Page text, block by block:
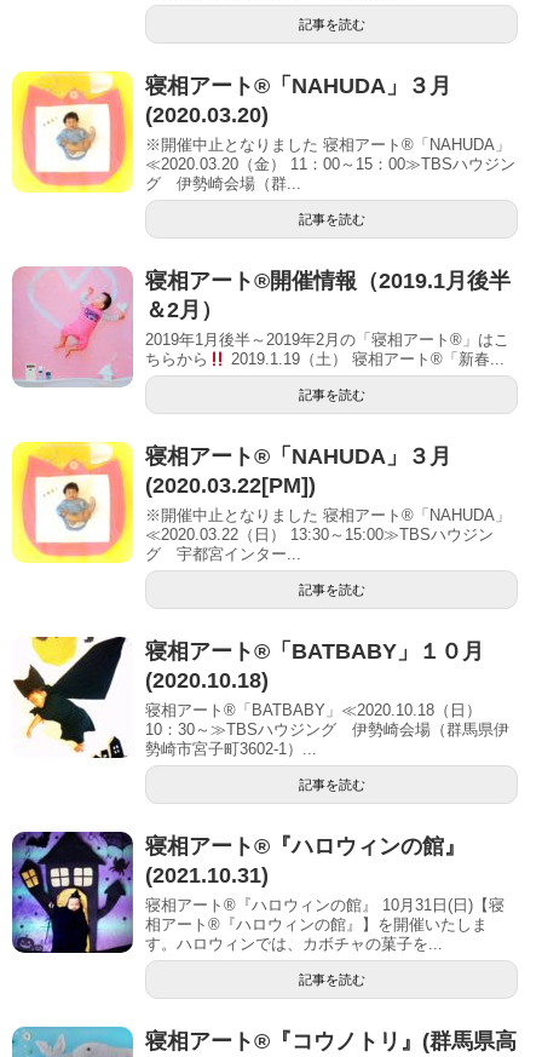
記事を読む
寝相アート®「NAHUDA」３月
(2020.03.20)
※開催中止となりました 寝相アート®「NAHUDA」
≪2020.03.20（金） 11：00～15：00≫TBSハウジン
グ 伊勢崎会場（群...
記事を読む
寝相アート®開催情報（2019.1月後半
＆2月）
2019年1月後半～2019年2月の「寝相アート®」はこ
ちらから
2019.1.19（土） 寝相アート®「新春...
記事を読む
寝相アート®「NAHUDA」３月
(2020.03.22[PM])
※開催中止となりました 寝相アート®「NAHUDA」
≪2020.03.22（日） 13:30～15:00≫TBSハウジン
グ 宇都宮インター...
記事を読む
寝相アート®「BATBABY」１０月
(2020.10.18)
寝相アート®「BATBABY」≪2020.10.18（日）
10：30～≫TBSハウジング 伊勢崎会場（群馬県伊
勢崎市宮子町3602-1）...
記事を読む
寝相アート®︎『ハロウィンの館』
(2021.10.31)
寝相アート®『ハロウィンの館』 10月31日(日)【寝
相アート®︎『ハロウィンの館』】を開催いたしま
す。ハロウィンでは、カボチャの菓子を...
記事を読む
寝相アート®︎『コウノトリ』(群馬県高